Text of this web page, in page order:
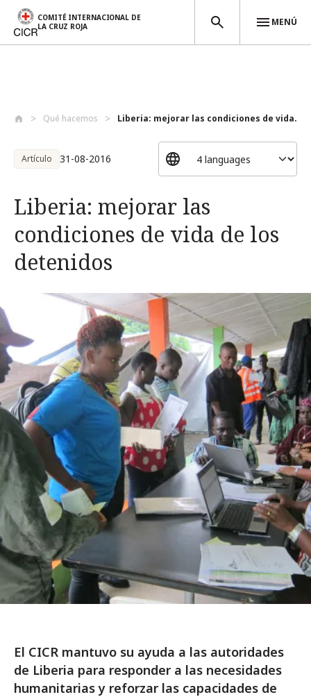
COMITÉ INTERNACIONAL DE
LA CRUZ ROJA
MENÚ
Qué hacemos Liberia: mejorar las condiciones de vida...
Artículo 31-08-2016
Liberia: mejorar las
condiciones de vida de los
detenidos
El CICR mantuvo su ayuda a las autoridades
de Liberia para responder a las necesidades
humanitarias y reforzar las capacidades de